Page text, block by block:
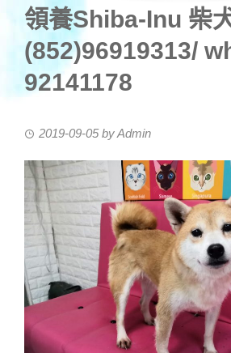
領養Shiba-Inu 柴
(852)96919313/
92141178
2019-09-05byAdmin